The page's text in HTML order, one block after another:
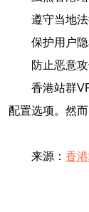
遵守当地
保护用户
防止恶意
香港站群
配置选项。然
来源： 香